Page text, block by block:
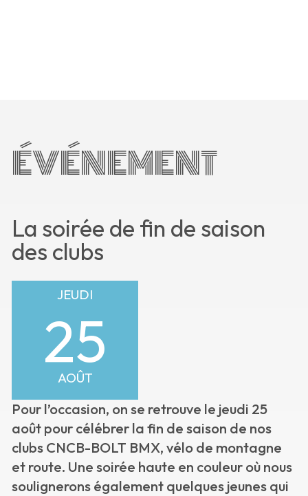
ÉVÉNEMENT
La soirée de fin de saison
des clubs
JEUDI
25
AOÛT
Pour l’occasion, on se retrouve le jeudi 25
août pour célébrer la fin de saison de nos
clubs CNCB-BOLT BMX, vélo de montagne
et route. Une soirée haute en couleur où nous
soulignerons également quelques jeunes qui